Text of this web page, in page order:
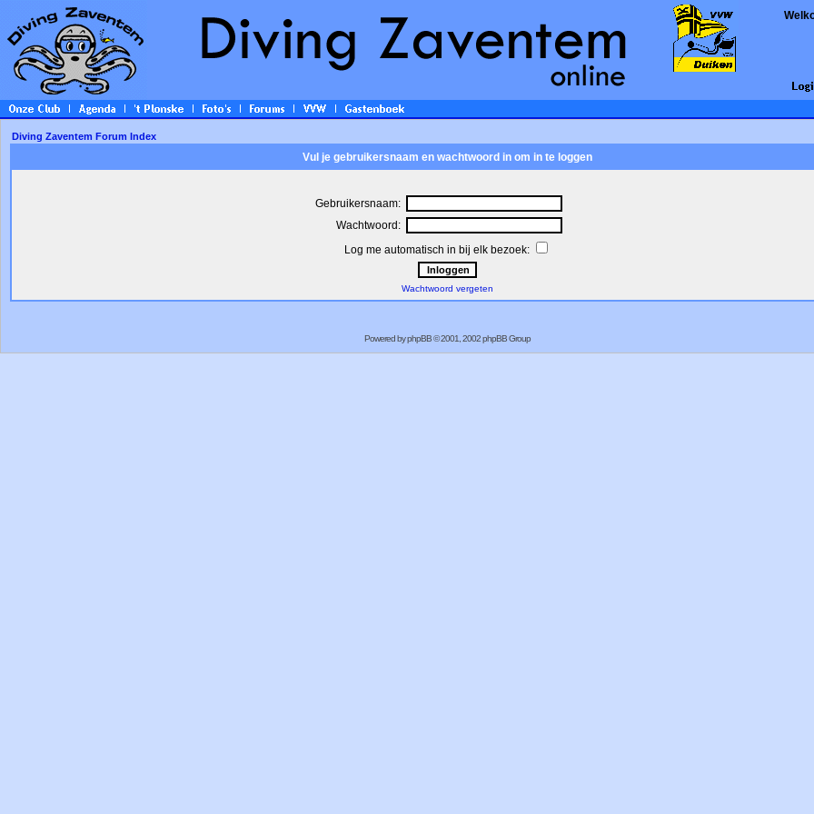
Diving Zaventem Forum Index
Vul je gebruikersnaam en wachtwoord in om in te loggen
Gebruikersnaam:
Wachtwoord:
Log me automatisch in bij elk bezoek:
Wachtwoord vergeten
Powered byphpBB© 2001, 2002 phpBB Group